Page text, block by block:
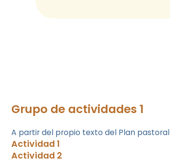
Grupo de actividades 1
A partir del propio texto del Plan pastoral
Actividad 1
Actividad 2